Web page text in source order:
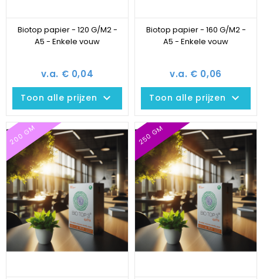
Biotop papier - 120 G/M2 -
A5 - Enkele vouw
v.a. € 0,04
Toon alle prijzen keyboard_arrow_down
Biotop papier - 160 G/M2 -
A5 - Enkele vouw
v.a. € 0,06
Toon alle prijzen keyboard_arrow_down
200 GM 250 GM